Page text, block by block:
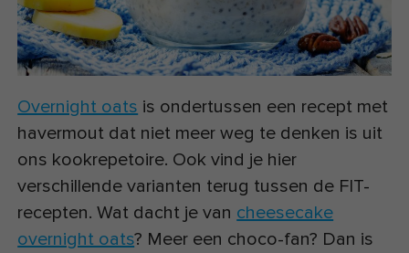
Overnight oats is ondertussen een recept met
havermout dat niet meer weg te denken is uit
ons kookrepetoire. Ook vind je hier
verschillende varianten terug tussen de FIT-
recepten. Wat dacht je van cheesecake
overnight oats? Meer een choco-fan? Dan is